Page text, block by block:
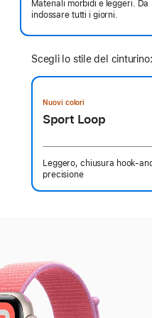
Materiali morbidi e leggeri. Da
indossare tutti i giorni.
Scegli lo stile del cinturino:
Nuovi colori
Sport Loop
Leggero, chiusura
precisione